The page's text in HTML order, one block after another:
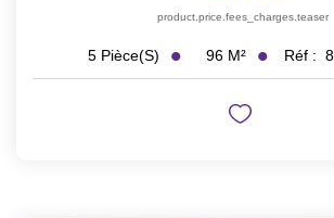
product.price.fees_charges.teaser
5 Pièce(s) 96 M² Réf :